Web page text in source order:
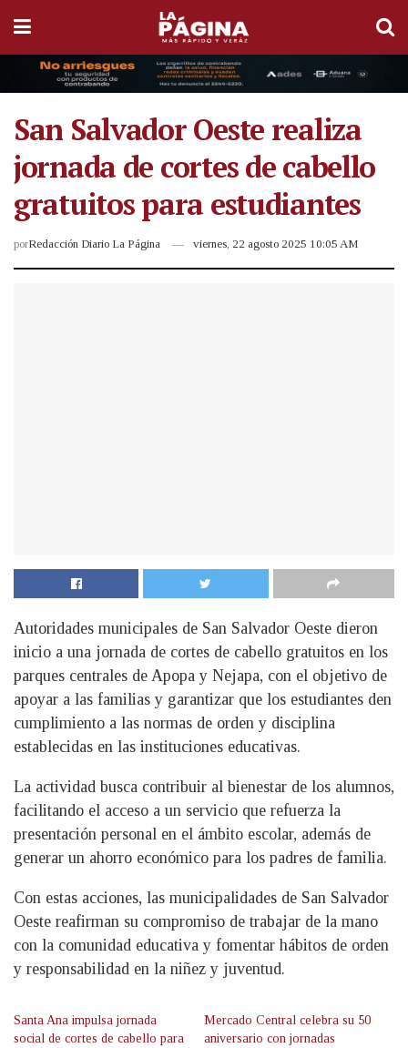
San Salvador Oeste realiza
jornada de cortes de cabello
gratuitos para estudiantes
porRedacción Diario La Página viernes, 22 agosto 2025 10:05 AM
Autoridades municipales de San Salvador Oeste dieron
inicio a una jornada de cortes de cabello gratuitos en los
parques centrales de Apopa y Nejapa, con el objetivo de
apoyar a las familias y garantizar que los estudiantes den
cumplimiento a las normas de orden y disciplina
establecidas en las instituciones educativas.
La actividad busca contribuir al bienestar de los alumnos,
facilitando el acceso a un servicio que refuerza la
presentación personal en el ámbito escolar, además de
generar un ahorro económico para los padres de familia.
Con estas acciones, las municipalidades de San Salvador
Oeste reafirman su compromiso de trabajar de la mano
con la comunidad educativa y fomentar hábitos de orden
y responsabilidad en la niñez y juventud.
Santa Ana impulsa jornada
social de cortes de cabello para
Mercado Central celebra su 50
aniversario con jornadas